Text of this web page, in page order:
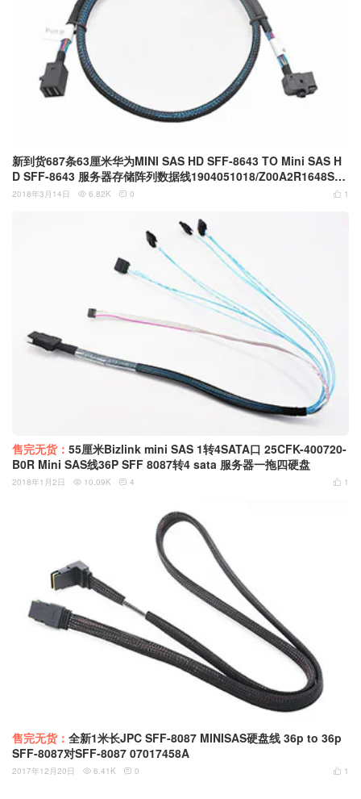
新到货687条63厘米华为MINI SAS HD SFF-8643 TO Mini SAS H
D SFF-8643 服务器存储阵列数据线1904051018/Z00A2R1648S00
5789
 1
2018年3月14日  6.82K  0
售完无货： 55厘米Bizlink mini SAS 1转4SATA口 25CFK-400720-
B0R Mini SAS线36P SFF 8087转4 sata 服务器一拖四硬盘
 1
2018年1月2日  10.09K  4
售完无货： 全新1米长JPC SFF-8087 MINISAS硬盘线 36p to 36p
SFF-8087对SFF-8087 07017458A
 1
2017年12月20日  6.41K  0